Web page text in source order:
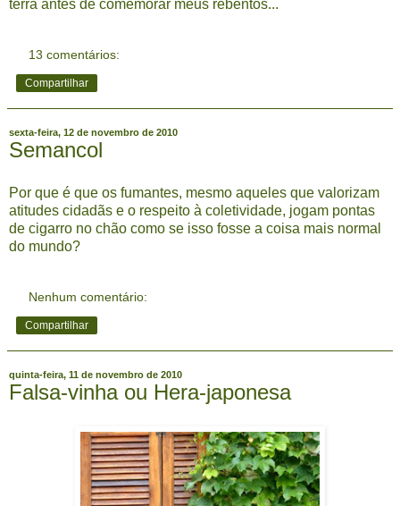
terra antes de comemorar meus rebentos...
13 comentários:
Compartilhar
sexta-feira, 12 de novembro de 2010
Semancol
Por que é que os fumantes, mesmo aqueles que valorizam
atitudes cidadãs e o respeito à coletividade, jogam pontas
de cigarro no chão como se isso fosse a coisa mais normal
do mundo?
Nenhum comentário:
Compartilhar
quinta-feira, 11 de novembro de 2010
Falsa-vinha ou Hera-japonesa